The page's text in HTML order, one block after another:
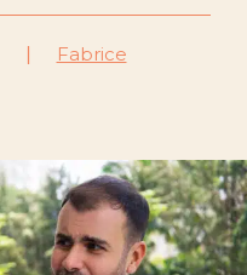
Fabrice